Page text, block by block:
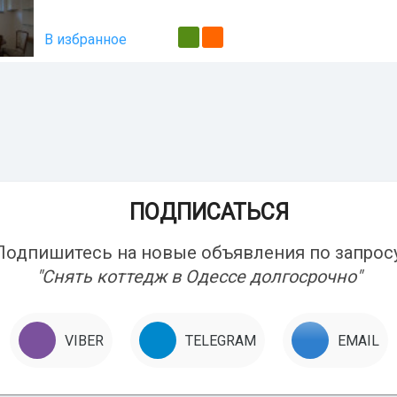
В избранное
ПОДПИСАТЬСЯ
на новые объявления по
"Снять коттедж в Одессе долгосрочно"
VIBER TELEGRAM EMAIL